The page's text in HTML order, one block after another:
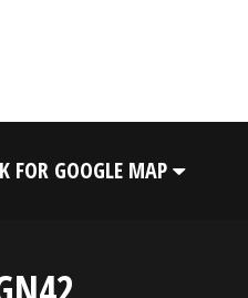
FOR GOOGLE MAP